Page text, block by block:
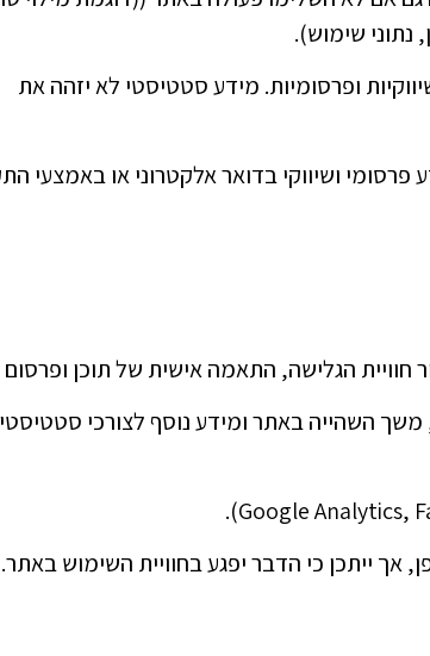
ופרסומיות. מידע סטטיסטי לא יזהה את
ושיווקי בדואר אלקטרוני או באמצעי
משך השהייה באתר ומידע נוסף לצורכי